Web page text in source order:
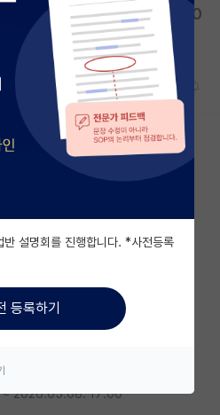
시판
교 상담대학원 | 마감: 2026.0
원
~ 2026.05.08. 17:00
반 설명회를 진행합니다. *사전등록
등록하기